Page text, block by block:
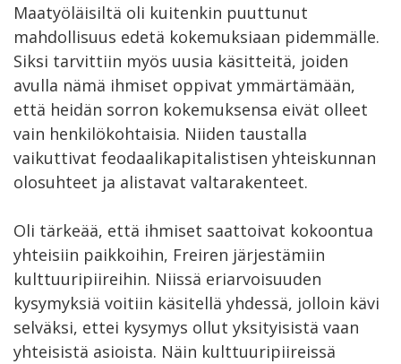
Maatyöläisiltä oli kuitenkin puuttunut
mahdollisuus edetä kokemuksiaan pidemmälle.
Siksi tarvittiin myös uusia käsitteitä, joiden
avulla nämä ihmiset oppivat ymmärtämään,
että heidän sorron kokemuksensa eivät olleet
vain henkilökohtaisia. Niiden taustalla
vaikuttivat feodaalikapitalistisen yhteiskunnan
olosuhteet ja alistavat valtarakenteet.
Oli tärkeää, että ihmiset saattoivat kokoontua
yhteisiin paikkoihin, Freiren järjestämiin
kulttuuripiireihin. Niissä eriarvoisuuden
kysymyksiä voitiin käsitellä yhdessä, jolloin kävi
selväksi, ettei kysymys ollut yksityisistä vaan
yhteisistä asioista. Näin kulttuuripiireissä